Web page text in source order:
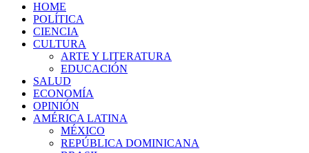
HOME
POLÍTICA
CIENCIA
CULTURA
ARTE Y LITERATURA
EDUCACIÓN
SALUD
ECONOMÍA
OPINIÓN
AMÉRICA LATINA
MÉXICO
REPÚBLICA DOMINICANA